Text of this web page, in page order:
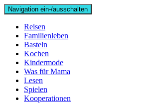
Navigation ein-/ausschalten
Reisen
Familienleben
Basteln
Kochen
Kindermode
Was für Mama
Lesen
Spielen
Kooperationen